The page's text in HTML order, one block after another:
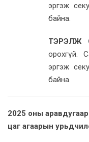
эргэж
байна.
ТЭРЭЛЖ
орохгүй.
эргэж
байна.
2025 оны
цаг агаарын